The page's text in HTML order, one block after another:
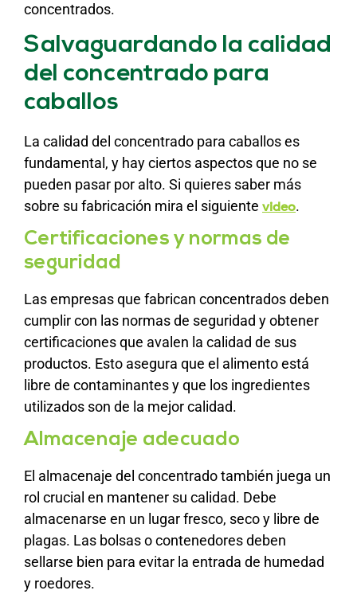
concentrados.
Salvaguardando la calidad
del concentrado para
caballos
La calidad del concentrado para caballos es
fundamental, y hay ciertos aspectos que no se
pueden pasar por alto. Si quieres saber más
sobre su fabricación mira el siguiente video.
Certificaciones y normas de
seguridad
Las empresas que fabrican concentrados deben
cumplir con las normas de seguridad y obtener
certificaciones que avalen la calidad de sus
productos. Esto asegura que el alimento está
libre de contaminantes y que los ingredientes
utilizados son de la mejor calidad.
Almacenaje adecuado
El almacenaje del concentrado también juega un
rol crucial en mantener su calidad. Debe
almacenarse en un lugar fresco, seco y libre de
plagas. Las bolsas o contenedores deben
sellarse bien para evitar la entrada de humedad
y roedores.